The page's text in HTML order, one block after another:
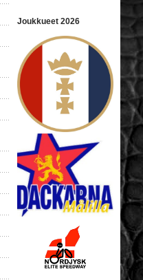
Joukkueet 2026